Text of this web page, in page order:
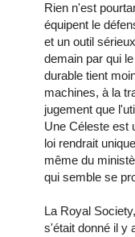
Rien n'est
équipent le
et un outil
demain par qui
durable tient
machines, à la
jugement que
Une Céleste est
loi rendrait
même du
qui semble se
La Royal
s'était donné il y